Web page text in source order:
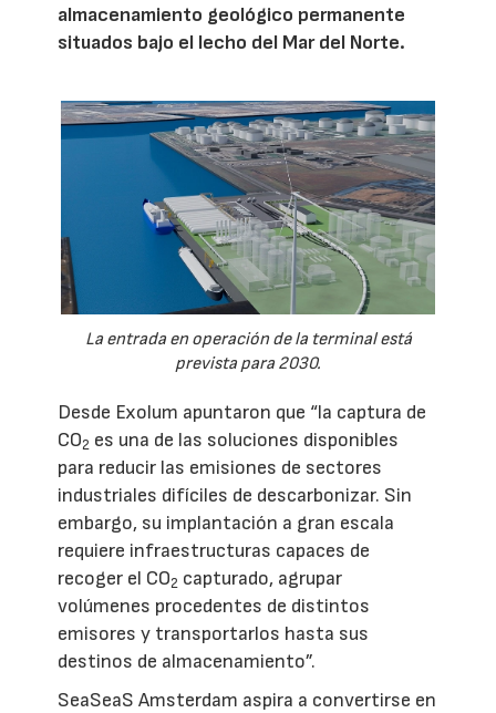
almacenamiento geológico permanente
situados bajo el lecho del Mar del Norte.
La entrada en operación de la terminal está
prevista para 2030.
Desde Exolum apuntaron que “la captura de
CO2 es una de las soluciones disponibles
para reducir las emisiones de sectores
industriales difíciles de descarbonizar. Sin
embargo, su implantación a gran escala
requiere infraestructuras capaces de
recoger el CO2 capturado, agrupar
volúmenes procedentes de distintos
emisores y transportarlos hasta sus
destinos de almacenamiento”.
SeaSeaS Amsterdam aspira a convertirse en